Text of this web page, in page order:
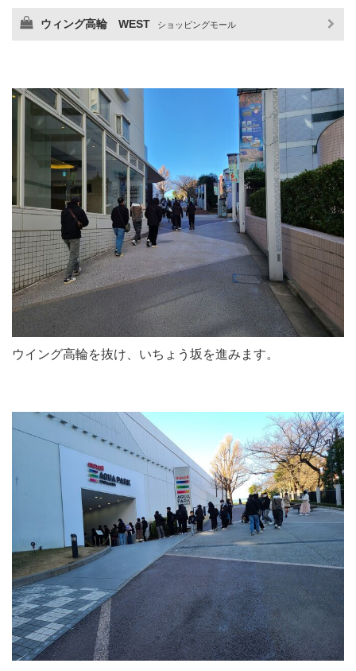
ウィング高輪 WEST ショッピングモール
ウイング高輪を抜け、いちょう坂を進みます。